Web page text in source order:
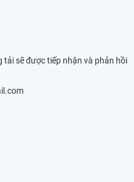
tải sẽ được tiếp nhận và phản hồi